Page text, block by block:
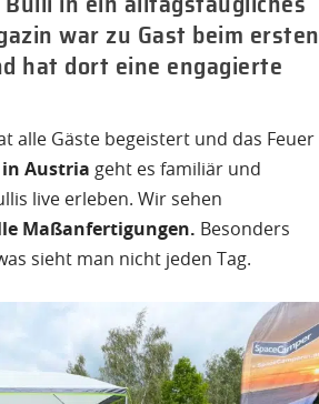
war zu Gast beim ersten
hat dort eine engagierte
alle Gäste begeistert und das Feuer
in Austria geht es familiär und
live erleben. Wir sehen
Maßanfertigungen. Besonders
sieht man nicht jeden Tag.